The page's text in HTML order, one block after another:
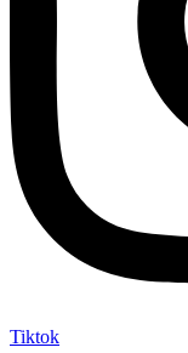
Tiktok